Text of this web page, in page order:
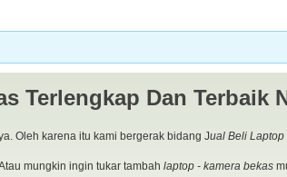
Terlengkap Dan Terbaik
Oleh karena itu kami bergerak bidang Jual Beli Laptop
mungkin ingin tukar tambah laptop - kamera bekas